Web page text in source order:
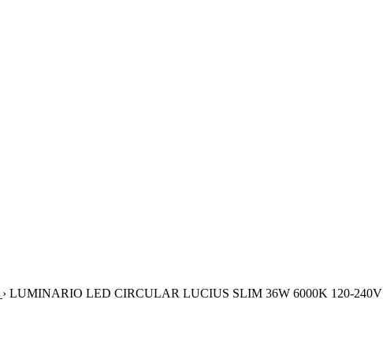
› LUMINARIO LED CIRCULAR LUCIUS SLIM 36W 6000K 120-240V